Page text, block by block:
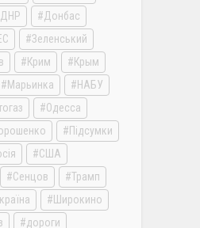
ДНР
Донбас
Зеленський
Крим
Крым
Марьинка
НАБУ
Одесса
Підсумки
США
Сенцов
Трамп
Широкино
дороги